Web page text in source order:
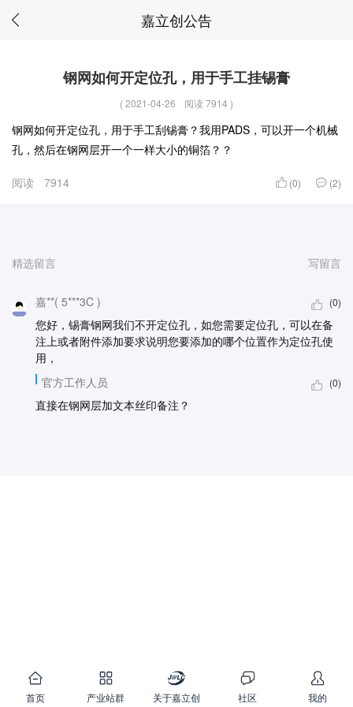
嘉立创公告
钢网如何开定位孔，用于手工挂锡膏
(2021-04-26 阅读 7914 )
钢网如何开定位孔，用于手工刮锡膏？我用PADS，可以开一个机械
孔，然后在钢网层开一个一样大小的铜箔？？
阅读 7914 (0) (2)
精选留言 写留言
嘉**( 5***3C ) (0)
您好，锡膏钢网我们不开定位孔，如您需要定位孔，可以在备
注上或者附件添加要求说明您要添加的哪个位置作为定位孔使
用，
官方工作人员
(0)
直接在钢网层加文本丝印备注？
首页 产业站群 关于嘉立创 社区 我的